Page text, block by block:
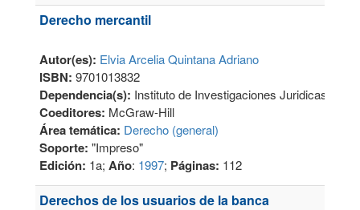
Derecho mercantil
Autor(es): Elvia Arcelia Quintana Adriano
ISBN:9701013832
Dependencia(s): Instituto de Investigaciones Juridicas
Coeditores: McGraw-Hill
Área temática: Derecho (general)
Soporte: "Impreso"
Edición: 1a; Año: 1997; Páginas: 112
Derechos de los usuarios de la banca